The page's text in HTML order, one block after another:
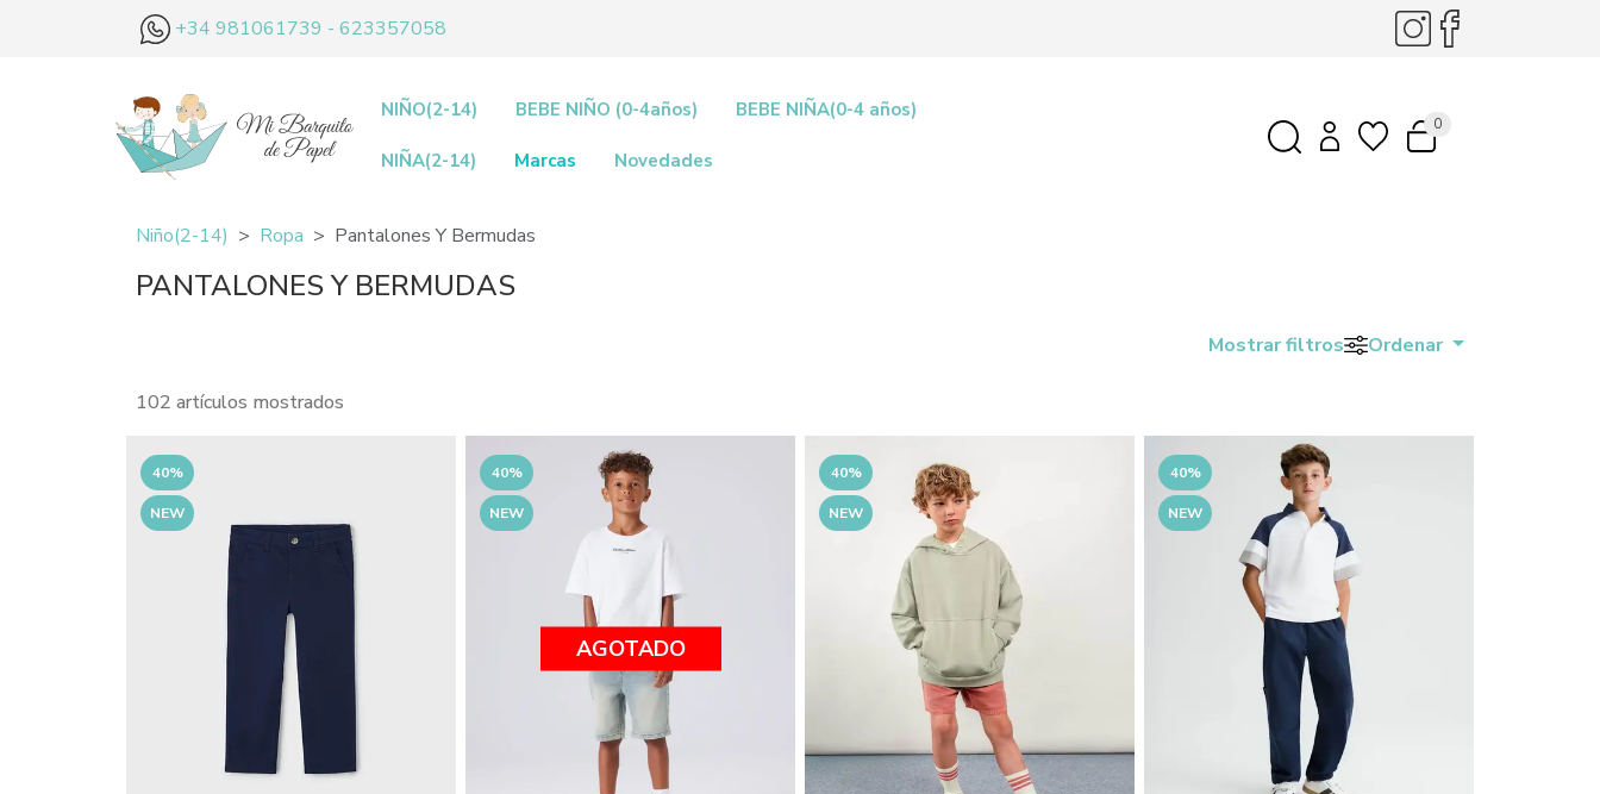
+34 981061739 - 623357058
NIÑO(2-14) BEBE NIÑO (0-4años) BEBE NIÑA(0-4 años)
NIÑA(2-14) Marcas Novedades
0
Niño(2-14) Ropa Pantalones Y Bermudas
PANTALONES Y BERMUDAS
Mostrar filtros Ordenar
102 artículos mostrados
40%
NEW
40%
NEW
AGOTADO
40%
NEW
40%
NEW